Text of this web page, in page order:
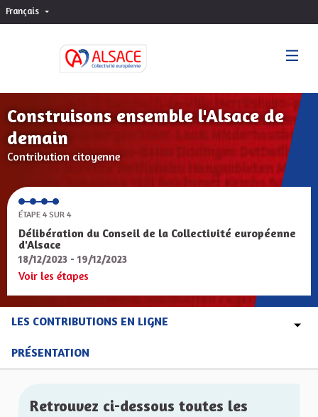
Français Choisir la langue
Construisons ensemble l'Alsace de
demain
Contribution citoyenne
ÉTAPE 4 SUR 4
Délibération du Conseil de la Collectivité européenne
d'Alsace
18/12/2023 - 19/12/2023
Voir les étapes
LES CONTRIBUTIONS EN LIGNE
PRÉSENTATION
Retrouvez ci-dessous toutes les